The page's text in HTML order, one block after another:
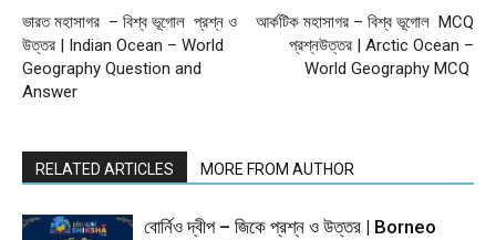
ভারত মহাসাগর – বিশ্ব ভূগোল প্রশ্ন ও
উত্তর | Indian Ocean – World
Geography Question and
Answer
আর্কটিক মহাসাগর – বিশ্ব ভূগোল MCQ
প্রশ্নউত্তর | Arctic Ocean –
World Geography MCQ
RELATED ARTICLES MORE FROM AUTHOR
বোর্নিও দ্বীপ – জিকে প্রশ্ন ও উত্তর | Borneo